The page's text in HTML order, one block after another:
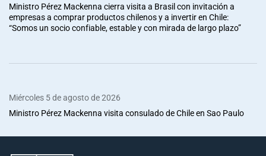
Ministro Pérez Mackenna cierra visita a Brasil con invitación a
empresas a comprar productos chilenos y a invertir en Chile:
“Somos un socio confiable, estable y con mirada de largo plazo”
Miércoles 5 de agosto de 2026
Ministro Pérez Mackenna visita consulado de Chile en Sao Paulo